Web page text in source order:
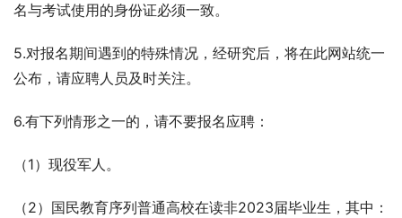
名与考试使用的身份证必须一致。
5.对报名期间遇到的特殊情况，经研究后，将在此网站统一
公布，请应聘人员及时关注。
6.有下列情形之一的，请不要报名应聘：
（1）现役军人。
（2）国民教育序列普通高校在读非2023届毕业生，其中：